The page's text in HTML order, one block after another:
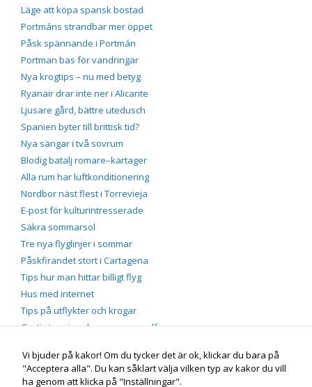
Läge att köpa spansk bostad
Portmáns strandbar mer öppet
Påsk spännande i Portmán
Portman bas för vandringar
Nya krogtips – nu med betyg
Ryanair drar inte ner i Alicante
Ljusare gård, bättre utedusch
Spanien byter till brittisk tid?
Nya sängar i två sovrum
Blodig batalj romare–kartager
Alla rum har luftkonditionering
Nordbor näst flest i Torrevieja
E-post för kulturintresserade
Säkra sommarsol
Tre nya flyglinjer i sommar
Påskfirandet stort i Cartagena
Tips hur man hittar billigt flyg
Hus med internet
Tips på utflykter och krogar
Gratis tennis och massor av golf
Portmán vid MedelhavetGenuin spansk by på Costa
Vi bjuder på kakor! Om du tycker det är ok, klickar du bara på
"Acceptera alla". Du kan såklart välja vilken typ av kakor du vill
ha genom att klicka på "Inställningar".